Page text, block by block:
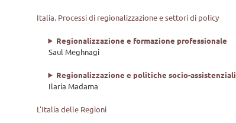
Italia. Processi di regionalizzazione e settori di policy
Regionalizzazione e formazione professionale
Saul Meghnagi
Regionalizzazione e politiche socio-assistenziali
Ilaria Madama
L'Italia delle Regioni